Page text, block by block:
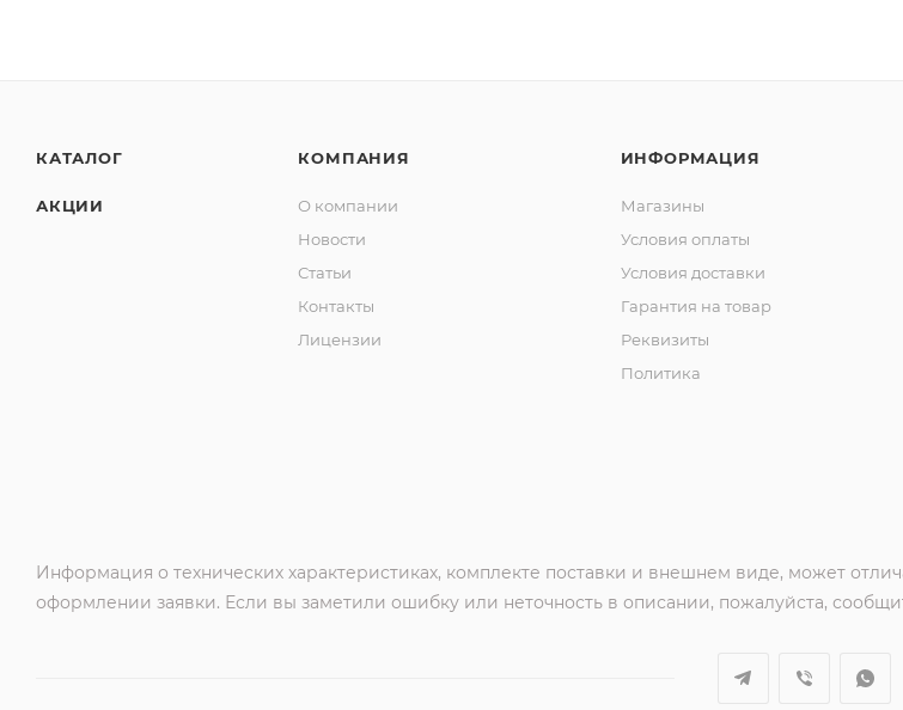
КАТАЛОГ
АКЦИИ
КОМПАНИЯ
О компании
Новости
Статьи
Контакты
Лицензии
ИНФОРМАЦИЯ
Магазины
Условия оплаты
Условия доставки
Гарантия на товар
Реквизиты
Политика
Информация о технических характеристиках, комплекте поставки и внешнем виде, может
оформлении заявки. Если вы заметили ошибку или неточность в описании, пожалуйста,